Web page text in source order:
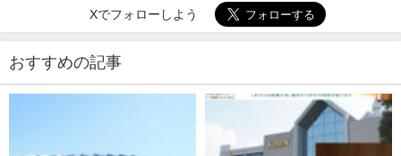
Xでフォローしよう
おすすめの記事